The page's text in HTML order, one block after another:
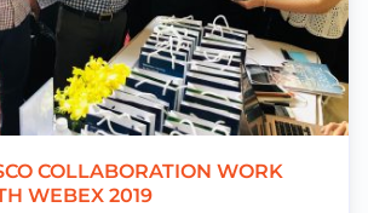
COLLABORATION WORK
WEBEX 2019